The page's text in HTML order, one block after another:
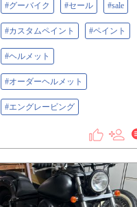
#グーバイク #セール #sale
#カスタムペイント #ペイント
#ヘルメット
#オーダーヘルメット
#エングレービング